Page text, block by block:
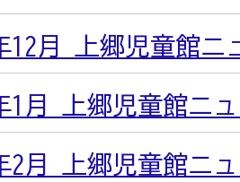
12月 上郷児童館ニ
1月 上郷児童館ニ
2月 上郷児童館ニ